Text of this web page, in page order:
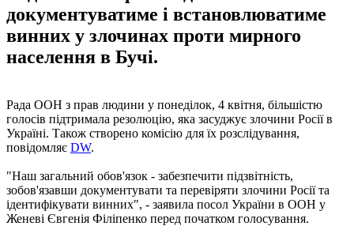
документуватиме і встановлюватиме
винних у злочинах проти мирного
населення в Бучі.
Рада ООН з прав людини у понеділок, 4 квітня, більшістю
голосів підтримала резолюцію, яка засуджує злочини Росії в
Україні. Також створено комісію для їх розслідування,
повідомляє DW.
"Наш загальний обов'язок - забезпечити підзвітність,
зобов'язавши документувати та перевіряти злочини Росії та
ідентифікувати винних", - заявила посол України в ООН у
Женеві Євгенія Філіпенко перед початком голосування.